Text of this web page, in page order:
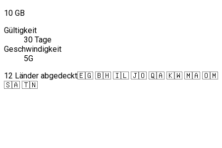
10 GB
Gültigkeit
30 Tage
Geschwindigkeit
5G
12 Länder abgedeckt🇪🇬 🇧🇭 🇮🇱 🇯🇴 🇶🇦 🇰🇼 🇲🇦 🇴🇲
🇸🇦 🇹🇳